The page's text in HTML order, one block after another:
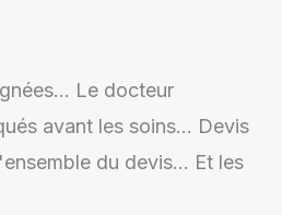
Le docteur
avant les soins… Devis
du devis… Et les